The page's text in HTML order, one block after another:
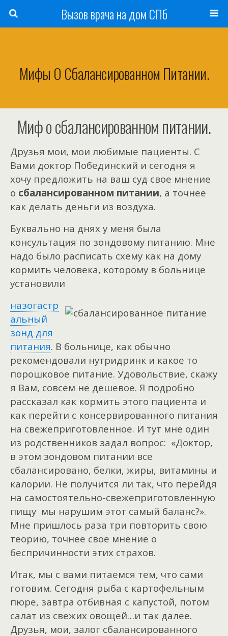
Вызов врача на дом СПб
Мифы О Сбалансированном Питании.
Миф о сбалансированном питании.
Друзья мои, мои любимые пациенты. С
Вами доктор Побединский и сегодня я
хочу предложить на ваш суд свое мнение
о сбалансированном питании, а точнее
как делать деньги из воздуха.
Буквально на днях у меня была
консультация по зондовому питанию. Мне
надо было расписать схему как на дому
кормить человека, которому в больнице
установили
назогастр
альный
зонд для
питания. В больнице, как обычно
рекомендовали нутридринк и какое то
порошковое питание. Удовольствие, скажу
я Вам, совсем не дешевое. Я подробно
рассказал как кормить этого пациента и
как перейти с консервированного питания
на свежеприготовленное. И тут мне один
из родственников задал вопрос: «Доктор,
в этом зондовом питании все
сбалансировано, белки, жиры, витамины и
калории. Не получится ли так, что перейдя
на самостоятельно-свежеприготовленную
пищу мы нарушим этот самый баланс?».
Мне пришлось раза три повторить свою
теорию, точнее свое мнение о
беспричинности этих страхов.
Итак, мы с вами питаемся тем, что сами
готовим. Сегодня рыба с картофельным
пюре, завтра отбивная с капустой, потом
салат из свежих овощей…и так далее.
Друзья, мои, залог сбалансированного